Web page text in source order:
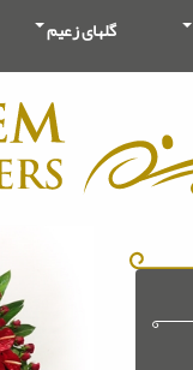
گلهای زعیم